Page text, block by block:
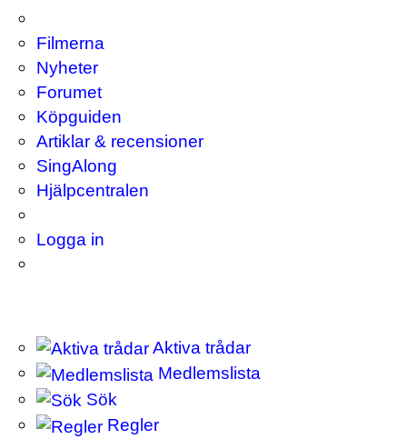
Filmerna
Nyheter
Forumet
Köpguiden
Artiklar & recensioner
SingAlong
Hjälpcentralen
Logga in
Aktiva trådar
Medlemslista
Sök
Regler